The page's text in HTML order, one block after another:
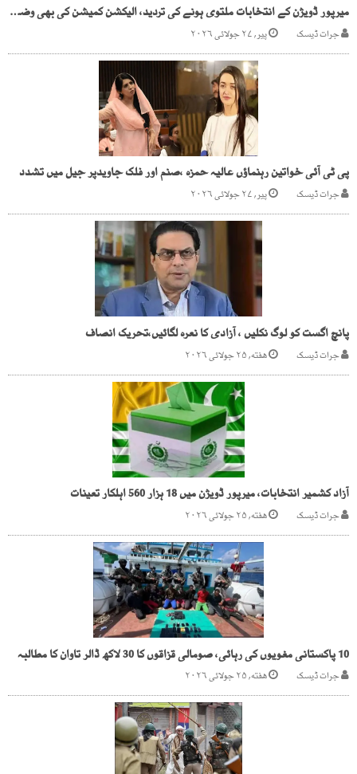
میرپور ڈویژن کے انتخابات ملتوی ہونے کی تردید، الیکشن کمیشن کی بھی وضاحت جاری
جرات ڈیسک پیر, ۲۷ جولائی ۲۰۲۶
پی ٹی آئی خواتین رہنماؤں عالیہ حمزہ ،صنم اور فلک جاویدپر جیل میں تشدد
جرات ڈیسک پیر, ۲۷ جولائی ۲۰۲۶
پانچ اگست کو لوگ نکلیں ، آزادی کا نعرہ لگائیں،تحریک انصاف
جرات ڈیسک هفته, ۲۵ جولائی ۲۰۲۶
آزاد کشمیر انتخابات، میرپور ڈویژن میں 18 ہزار 560 اہلکار تعینات
جرات ڈیسک هفته, ۲۵ جولائی ۲۰۲۶
10 پاکستانی مغویوں کی رہائی، صومالی قزاقوں کا 30 لاکھ ڈالر تاوان کا مطالبہ
جرات ڈیسک هفته, ۲۵ جولائی ۲۰۲۶